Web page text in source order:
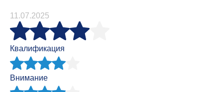
11.07.2025
Квалификация
Внимание